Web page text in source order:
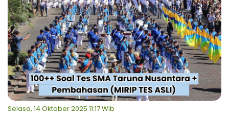
Selasa, 14 Oktober 2025 11:17 Wib